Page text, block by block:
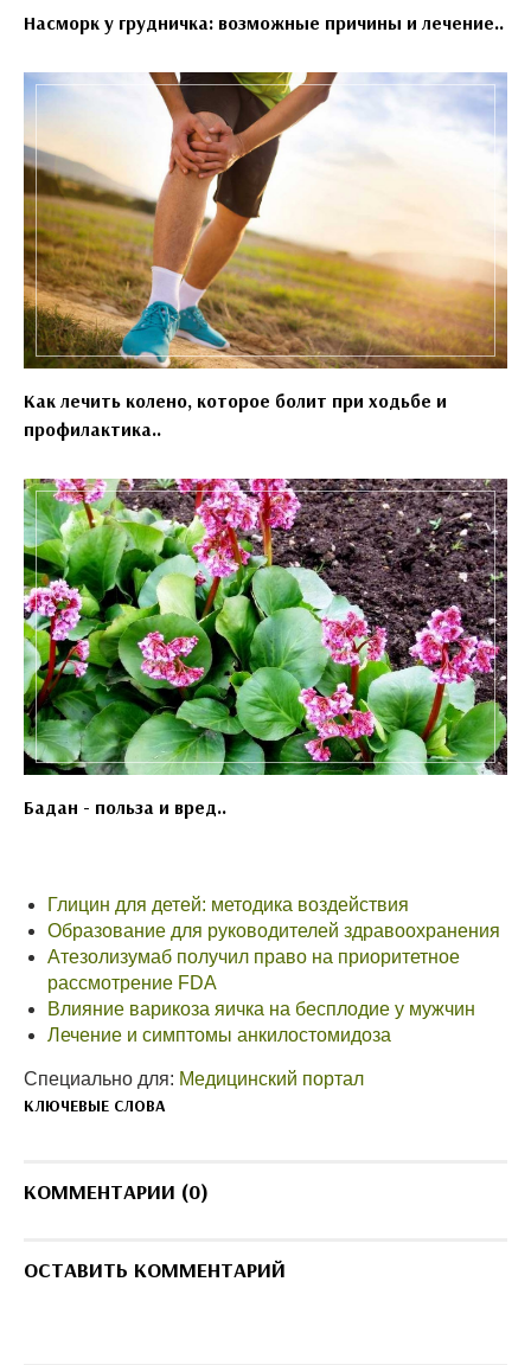
Насморк у грудничка: возможные причины и лечение..
Как лечить колено, которое болит при ходьбе и
профилактика..
Бадан - польза и вред..
Глицин для детей: методика воздействия
Образование для руководителей здравоохранения
Атезолизумаб получил право на приоритетное
рассмотрение FDA
Влияние варикоза яичка на бесплодие у мужчин
Лечение и симптомы анкилостомидоза
Специально для: Медицинский портал
КЛЮЧЕВЫЕ СЛОВА
КОММЕНТАРИИ (0)
ОСТАВИТЬ КОММЕНТАРИЙ